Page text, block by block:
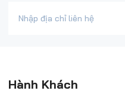
Hành Khách